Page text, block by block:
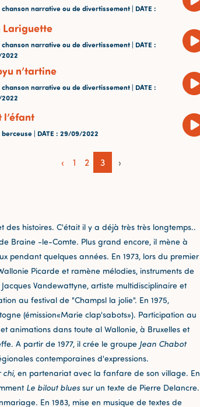
chanson narrative ou de divertissement | DATE:
Lariguette
chanson narrative ou de divertissement | DATE :
n’tartine
chanson narrative ou de divertissement | DATE :
l’éfant
berceuse | DATE: 29/09/2022
‹ 1 2 3 ›
histoires. C'était il y a déjà très très longtemps..
Braine -le-Comte. Plus grand encore, il mène à
pendant quelques années. En 1973, lors du premier
Picarde et ramène mélodies, instruments de
Vandewattyne, artiste multidisciplinaire et
au festival de "Champsl la jolie". En 1975,
(émission«Marie clap'sabots»). Participation au
animations dans toute al Wallonie, à Bruxelles et
A partir de 1977, il crée le groupe Jean Chabot
contemporaines d'expressions.
chi, en partenariat avec la fanfare de son village. En
Le bilout blues sur un texte de Pierre Delancre.
En 1983, mise en musique de textes de